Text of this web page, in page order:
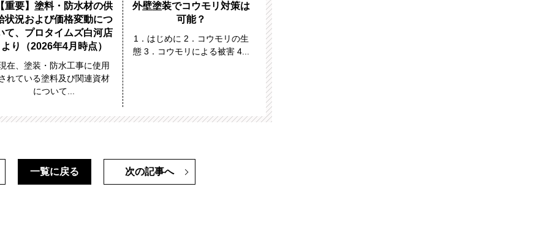
重要】塗料・防水材の供
状況および価格変動につ
て、プロタイムズ白河店
より（2026年4月時点）
在、塗装・防水工事に使用
れている塗料及び関連資材
について...
外壁塗装でコウモリ対策は
可能？
1．はじめに 2．コウモリの生
態 3．コウモリによる被害 4...
次の記事へ
一覧に戻る